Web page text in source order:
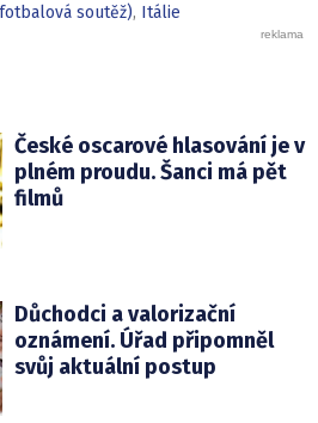
soutěž), Itálie
České oscarové hlasování je v
plném proudu. Šanci má pět
filmů
Důchodci a valorizační
oznámení. Úřad připomněl
svůj aktuální postup